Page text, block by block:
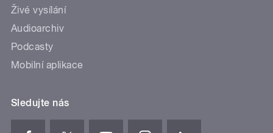
Živé vysílání
Audioarchiv
Podcasty
Mobilní aplikace
Sledujte nás